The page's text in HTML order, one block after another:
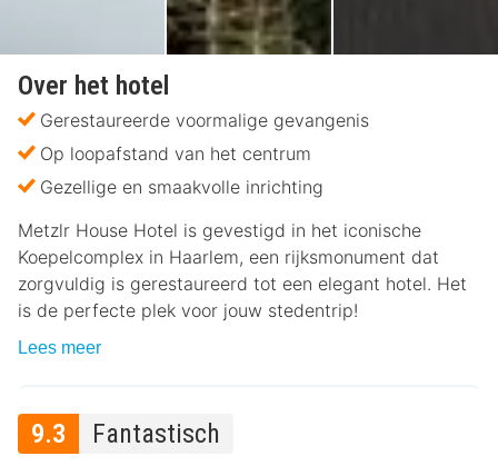
Over het hotel
Gerestaureerde voormalige gevangenis
Op loopafstand van het centrum
Gezellige en smaakvolle inrichting
Metzlr House Hotel is gevestigd in het iconische
Koepelcomplex in Haarlem, een rijksmonument dat
zorgvuldig is gerestaureerd tot een elegant hotel. Het
is de perfecte plek voor jouw stedentrip!
Lees meer
9.3 Fantastisch